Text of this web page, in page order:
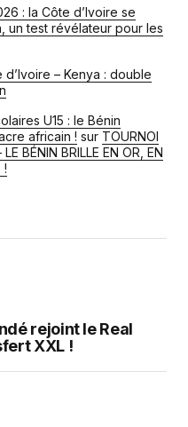
: la Côte d’Ivoire se
un test révélateur pour les
d’Ivoire – Kenya : double
U15 : le Bénin
africain ! sur TOURNOI
BÉNIN BRILLE EN OR, EN
!
rejoint le Real
XXL !